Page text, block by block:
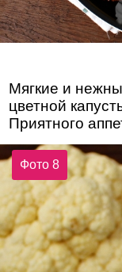
Мягкие и
цветной
Приятного
Фото 8